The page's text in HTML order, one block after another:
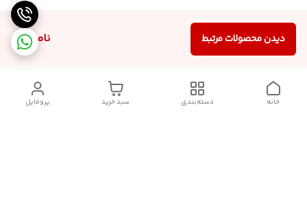
ناموجود دیدن محصولات مرتبط
پروفایل سبد خرید دسته‌بندی خانه